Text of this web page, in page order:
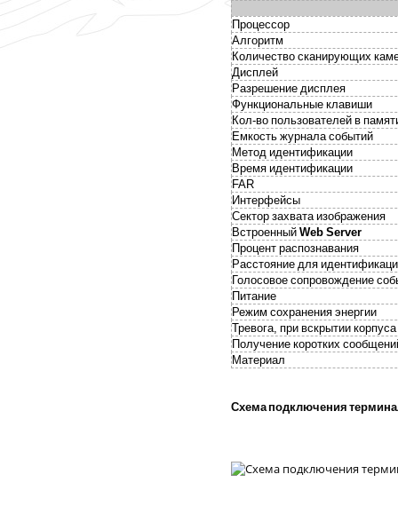
Процессор
Алгоритм
Количество сканирующих
Дисплей
Разрешение дисплея
Функциональные клавиши
Кол-во пользователей в
Емкость журнала событий
Метод идентификации
Время идентификации
FAR
Интерфейсы
Сектор захвата изображения
Встроенный Web Server
Процент распознавания
Расстояние для
Голосовое сопровождение
Питание
Режим сохранения энергии
Тревога, при вскрытии корпуса
Получение коротких
Материал
Схема подключения